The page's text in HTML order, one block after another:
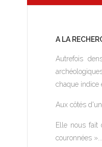
A LA
Autrefois
chaque indice
Aux côtés
Elle nous fait
couronnées »...